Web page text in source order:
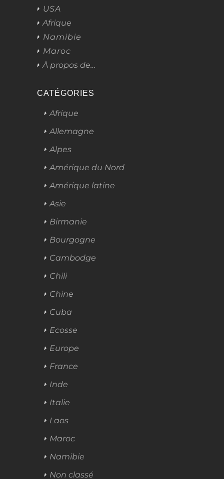
USA
Afrique
Namibie
Maroc
À propos de…
CATÉGORIES
Afrique
Allemagne
Alpes
Amérique du Nord
Amérique latine
Asie
Birmanie
Bourgogne
Cambodge
Chili
Chine
Cuba
Ecosse
Europe
France
Inde
Italie
Laos
Maroc
Namibie
Non classé